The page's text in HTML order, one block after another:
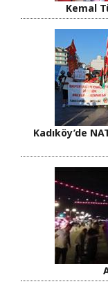
Kemal
Kadıköy’de